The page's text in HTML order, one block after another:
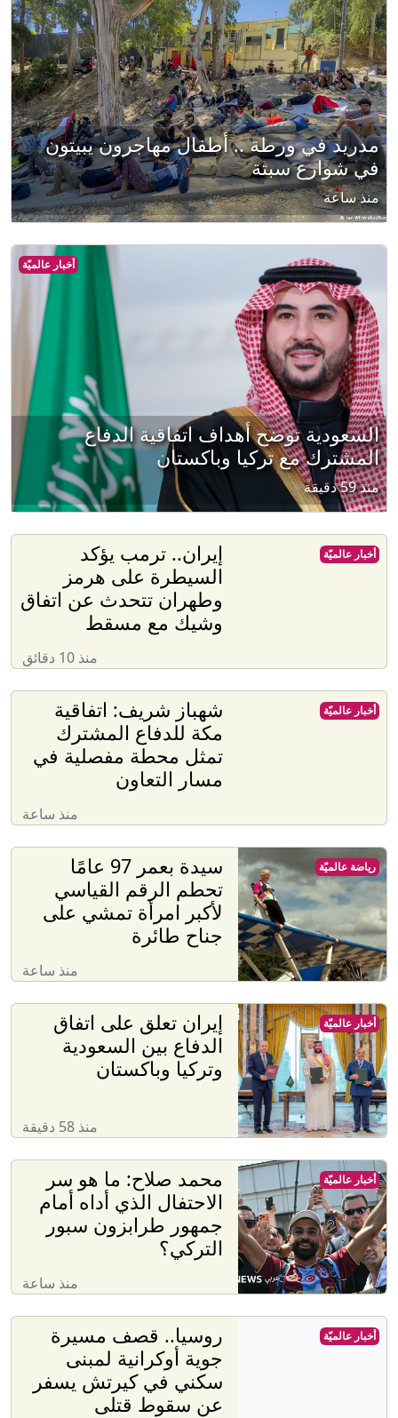
مدريد في ورطة .. أطفال مهاجرون يبيتون
في شوارع سبتة
منذ ساعة
أخبار عالميّة
السعودية توضح أهداف اتفاقية الدفاع
المشترك مع تركيا وباكستان
منذ 59 دقيقة
إيران.. ترمب يؤكد
السيطرة على هرمز
وطهران تتحدث عن اتفاق
وشيك مع مسقط
منذ 10 دقائق
أخبار عالميّة
شهباز شريف: اتفاقية
مكة للدفاع المشترك
تمثل محطة مفصلية في
مسار التعاون
منذ ساعة
أخبار عالميّة
سيدة بعمر 97 عامًا
تحطم الرقم القياسي
لأكبر امرأة تمشي على
جناح طائرة
منذ ساعة
رياضة عالميّة
إيران تعلق على اتفاق
الدفاع بين السعودية
وتركيا وباكستان
منذ 58 دقيقة
أخبار عالميّة
محمد صلاح: ما هو سر
الاحتفال الذي أداه أمام
جمهور طرابزون سبور
التركي؟
منذ ساعة
أخبار عالميّة
روسيا.. قصف مسيرة
جوية أوكرانية لمبنى
سكني في كيرتش يسفر
عن سقوط قتلى
أخبار عالميّة